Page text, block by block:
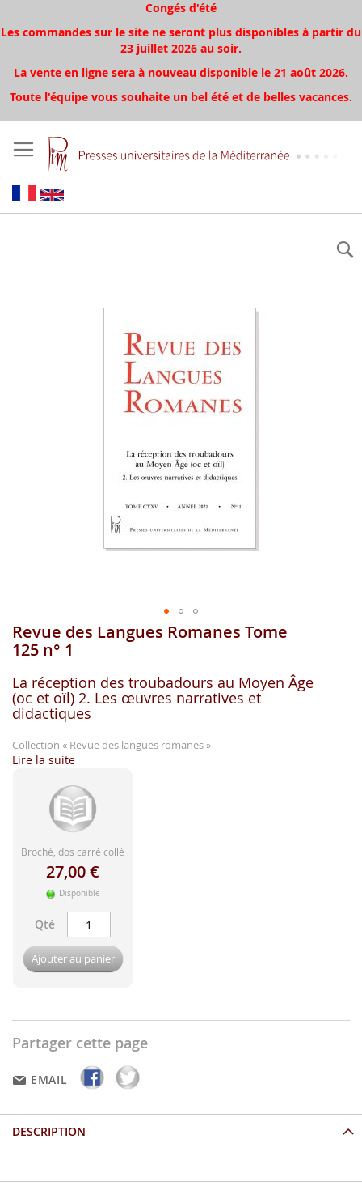
Congés d'été
Les commandes sur le site ne seront plus disponibles à partir du
23 juillet 2026 au soir.
La vente en ligne sera à nouveau disponible le 21 août 2026.
Toute l'équipe vous souhaite un bel été et de belles vacances.
Aller
au
de
la
gallerie
Revue des Langues Romanes Tome
125 n° 1
La réception des troubadours au Moyen Âge
(oc et oïl) 2. Les œuvres narratives et
didactiques
Collection « Revue des langues romanes »
Lire la suite
Broché, dos carré collé
27,00 €
Disponible
Qté
Ajouter au panier
Partager cette page
EMAIL
DESCRIPTION